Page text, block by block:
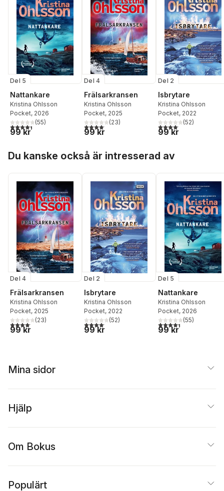
Del 5
Nattankare
Kristina Ohlsson
Pocket, 2026
4,4utav 5 stjärnor. Totalt antal röster:
(55)
99 kr
Del 4
Frälsarkransen
Kristina Ohlsson
Pocket, 2025
4,1utav 5 stjärnor. Totalt antal röster:
(23)
99 kr
Del 2
Isbrytare
Kristina Ohlsson
Pocket, 2022
4,1utav 5 stjärnor.
(52)
99 kr
Du kanske också är intresserad av
Del 4
Frälsarkransen
Kristina Ohlsson
Pocket, 2025
4,1utav 5 stjärnor. Totalt antal röster:
(23)
99 kr
Del 2
Isbrytare
Kristina Ohlsson
Pocket, 2022
4,1utav 5 stjärnor. Totalt antal röster:
(52)
99 kr
Del 5
Nattankare
Kristina Ohlsson
Pocket, 2026
4,4utav 5 stjärnor.
(55)
99 kr
Mina sidor
Hjälp
Om Bokus
Populärt